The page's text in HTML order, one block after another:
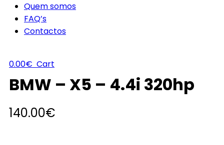
Quem somos
FAQ’s
Contactos
0.00€ Cart
BMW – X5 – 4.4i 320hp
140.00€